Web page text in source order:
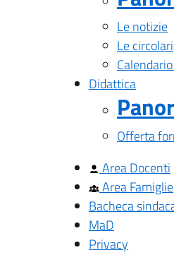
Le notizie
Le circolari
Didattica
Offerta
Area Docenti
Area Famiglie
Bacheca
MaD
Privacy